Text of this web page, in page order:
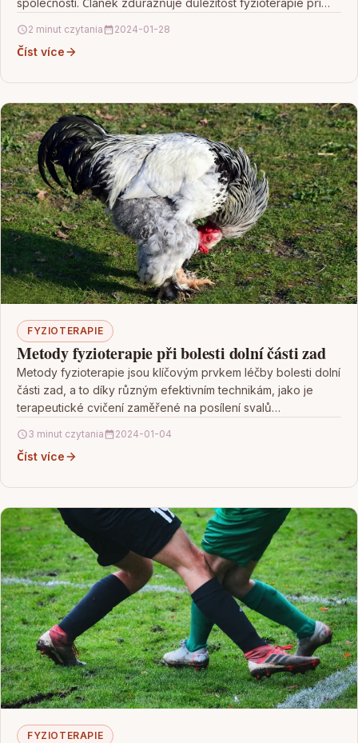
společnosti. Článek zdůrazňuje důležitost fyzioterapie při
2 minut czytania 2024-01-28
Číst více
FYZIOTERAPIE
Metody fyzioterapie při bolesti dolní části zad
Metody fyzioterapie jsou klíčovým prvkem léčby bolesti dolní
části zad, a to díky různým efektivním technikám, jako je
terapeutické cvičení zaměřené na posílení svalů…
3 minut czytania 2024-01-04
Číst více
FYZIOTERAPIE